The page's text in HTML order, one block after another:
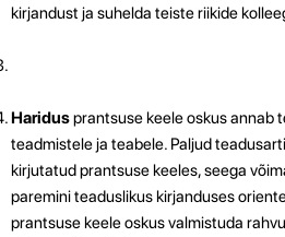
kirjandust ja suhelda teiste riikide
Haridusprantsuse keele oskus annab
teadmistele ja teabele. Paljud
kirjutatud prantsuse keeles, seega
paremini teaduslikus kirjanduses
prantsuse keele oskus valmistuda